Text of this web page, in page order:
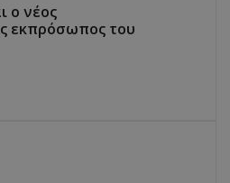
ο νέος
εκπρόσωπος του